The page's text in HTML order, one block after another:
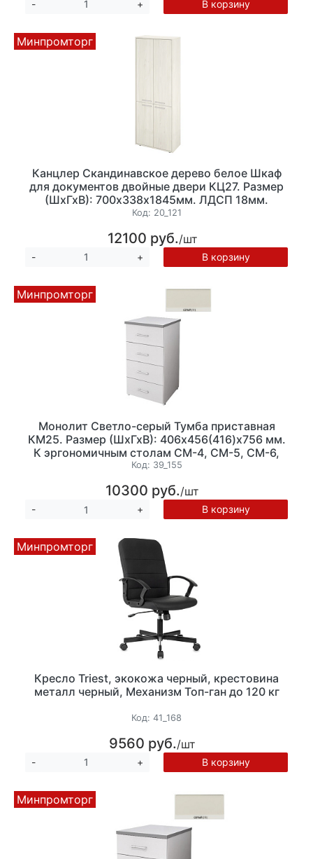
- + В корзину
Минпромторг
Канцлер Скандинавское дерево белое Шкаф
для документов двойные двери КЦ27. Размер
(ШхГхВ): 700х338х1845мм. ЛДСП 18мм.
Код: 20_121
12100 руб./шт
- + В корзину
Минпромторг
Монолит Светло-серый Тумба приставная
КМ25. Размер (ШхГхВ): 406х456(416)х756 мм.
К эргономичным столам СМ-4, СМ-5, СМ-6,
СМ-7, (ТМ01+ТМ05)
Код: 39_155
10300 руб./шт
- + В корзину
Минпромторг
Кресло Triest, экокожа черный, крестовина
металл черный, Механизм Топ-ган до 120 кг
Код: 41_168
9560 руб./шт
- + В корзину
Минпромторг